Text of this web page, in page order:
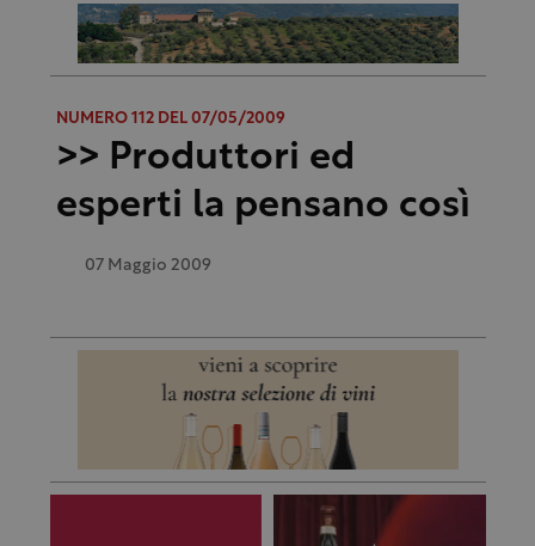
NUMERO 112 DEL 07/05/2009
>> Produttori ed
esperti la pensano così
07 Maggio 2009